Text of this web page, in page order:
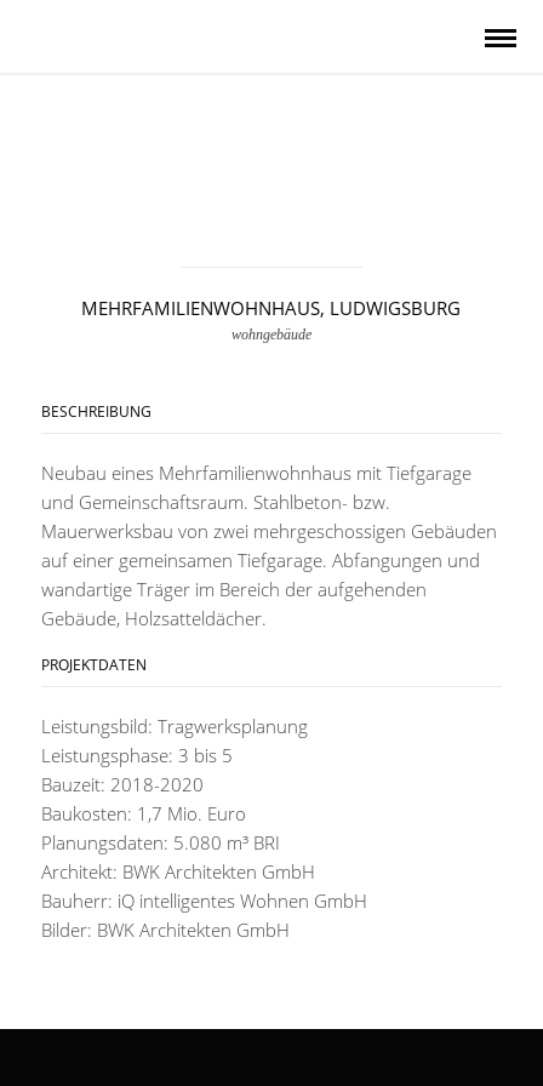
MEHRFAMILIENWOHNHAUS, LUDWIGSBURG
wohngebäude
BESCHREIBUNG
Neubau eines Mehrfamilienwohnhaus mit Tiefgarage
und Gemeinschaftsraum. Stahlbeton- bzw.
Mauerwerksbau von zwei mehrgeschossigen Gebäuden
auf einer gemeinsamen Tiefgarage. Abfangungen und
wandartige Träger im Bereich der aufgehenden
Gebäude, Holzsatteldächer.
PROJEKTDATEN
Leistungsbild: Tragwerksplanung
Leistungsphase: 3 bis 5
Bauzeit: 2018-2020
Baukosten: 1,7 Mio. Euro
Planungsdaten: 5.080 m³ BRI
Architekt: BWK Architekten GmbH
Bauherr: iQ intelligentes Wohnen GmbH
Bilder: BWK Architekten GmbH